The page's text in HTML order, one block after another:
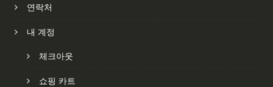
연락처
내 계정
체크아웃
쇼핑 카트